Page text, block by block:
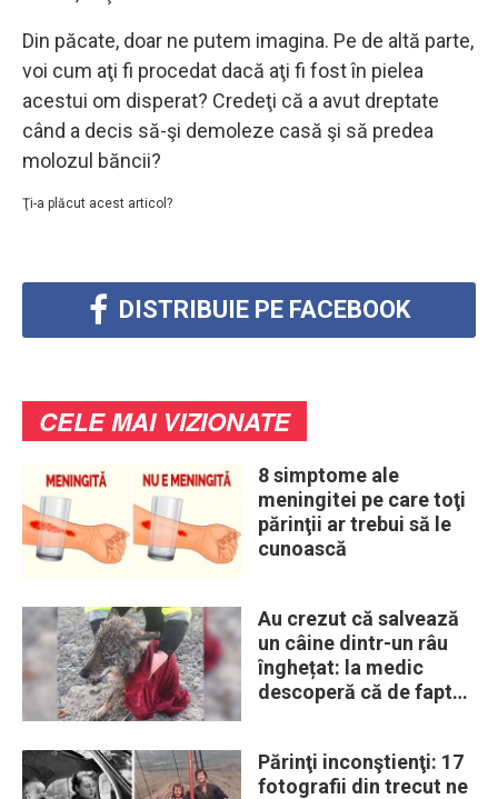
Din păcate, doar ne putem imagina. Pe de altă parte,
voi cum aţi fi procedat dacă aţi fi fost în pielea
acestui om disperat? Credeţi că a avut dreptate
când a decis să-şi demoleze casă şi să predea
molozul băncii?
Ţi-a plăcut acest articol?
DISTRIBUIE PE FACEBOOK
CELE MAI VIZIONATE
8 simptome ale
meningitei pe care toţi
părinţii ar trebui să le
cunoască
Au crezut că salvează
un câine dintr-un râu
înghețat: la medic
descoperă că de fapt
Părinţi inconştienţi: 17
fotografii din trecut ne